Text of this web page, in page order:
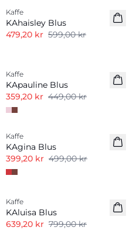
Kaffe
KAhaisley Blus
479,20 kr 599,00 kr
Kaffe
KApauline Blus
359,20 kr 449,00 kr
-20%
Kaffe
KAgina Blus
399,20 kr 499,00 kr
Kaffe
KAluisa Blus
639,20 kr 799,00 kr